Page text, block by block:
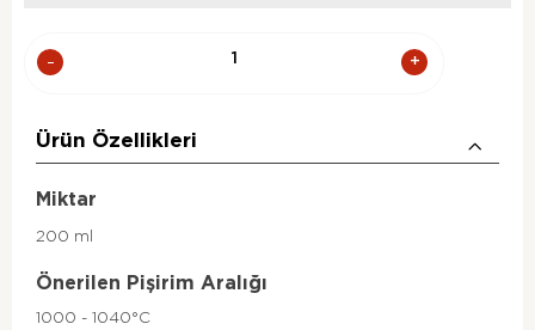
Ürün Özellikleri
Miktar
200 ml
Önerilen Pişirim Aralığı
1000 - 1040°C